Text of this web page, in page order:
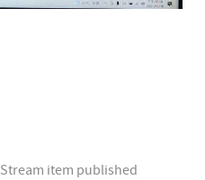
Stream item published